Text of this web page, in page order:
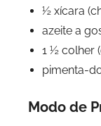
½ xícara
azeite a
1 ½ colher
pimenta-
Modo de